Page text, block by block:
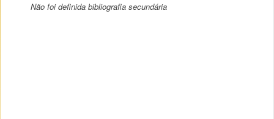
Não foi definida bibliografia secundária